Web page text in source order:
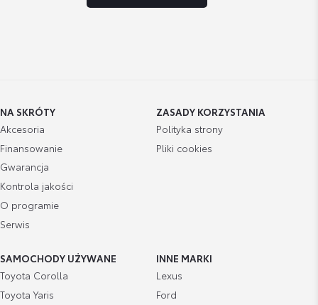
NA SKRÓTY
Akcesoria
Finansowanie
Gwarancja
Kontrola jakości
O programie
Serwis
ZASADY KORZYSTANIA
Polityka strony
Pliki cookies
SAMOCHODY UŻYWANE
Toyota Corolla
Toyota Yaris
INNE MARKI
Lexus
Ford